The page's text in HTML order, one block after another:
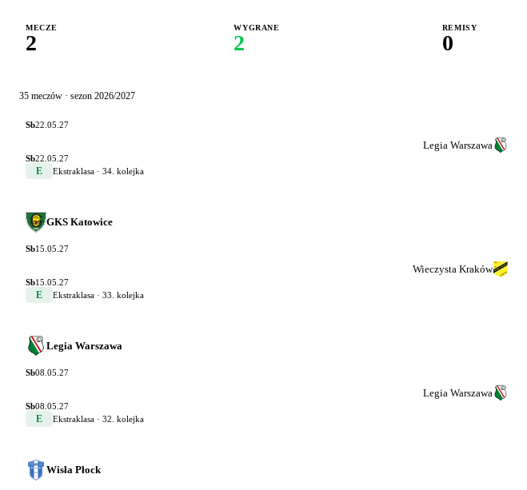
MECZE
2
WYGRANE
2
REMISY
0
35 meczów · sezon 2026/2027
Sb22.05.27
Legia Warszawa
Sb22.05.27
E Ekstraklasa · 34. kolejka
GKS Katowice
Sb15.05.27
Wieczysta Kraków
Sb15.05.27
E Ekstraklasa · 33. kolejka
Legia Warszawa
Sb08.05.27
Legia Warszawa
Sb08.05.27
E Ekstraklasa · 32. kolejka
Wisła Płock